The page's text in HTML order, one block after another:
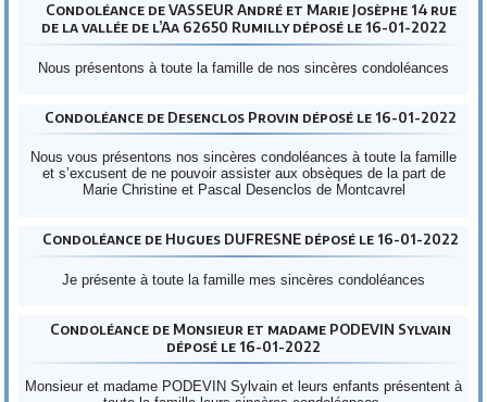
Condoléance de VASSEUR André et Marie Josèphe 14 rue
de la vallée de l’Aa 62650 Rumilly déposé le 16-01-2022
Nous présentons à toute la famille de nos sincères condoléances
Condoléance de Desenclos Provin déposé le 16-01-2022
Nous vous présentons nos sincères condoléances à toute la famille
et s’excusent de ne pouvoir assister aux obsèques de la part de
Marie Christine et Pascal Desenclos de Montcavrel
Condoléance de Hugues DUFRESNE déposé le 16-01-2022
Je présente à toute la famille mes sincères condoléances
Condoléance de Monsieur et madame PODEVIN Sylvain
déposé le 16-01-2022
Monsieur et madame PODEVIN Sylvain et leurs enfants présentent à